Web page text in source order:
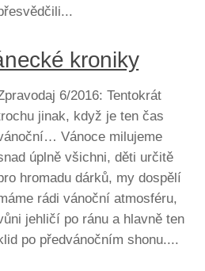
kroniky
6/2016: Tentokrát
jinak, když je ten čas
Vánoce milujeme
úplně všichni, děti určitě
hromadu dárků, my dospělí
rádi vánoční atmosféru,
jehličí po ránu a hlavně ten
po předvánočním shonu....